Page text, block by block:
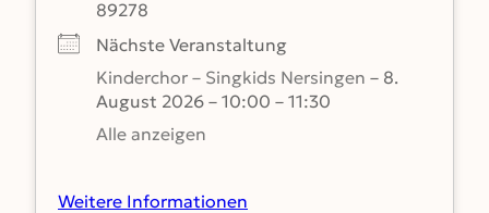
89278
Nächste Veranstaltung
Kinderchor – Singkids Nersingen – 8.
August 2026 – 10:00 – 11:30
Alle anzeigen
Weitere Informationen